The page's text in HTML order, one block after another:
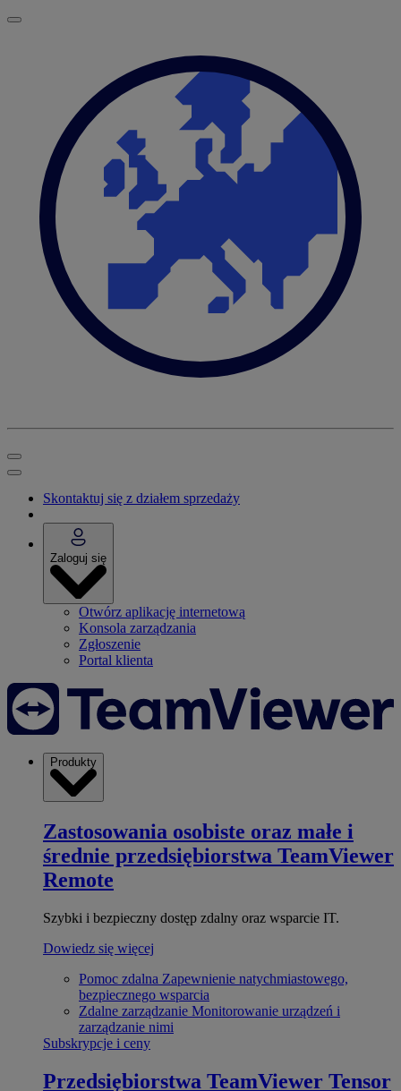
Skontaktuj się z działem sprzedaży
Zaloguj się
Otwórz aplikację internetową
Konsola zarządzania
Zgłoszenie
Portal klienta
Produkty
Zastosowania osobiste oraz małe i
średnie przedsiębiorstwa TeamViewer
Remote
Szybki i bezpieczny dostęp zdalny oraz wsparcie IT.
Dowiedz się więcej
Pomoc zdalna Zapewnienie natychmiastowego,
bezpiecznego wsparcia
Zdalne zarządzanie Monitorowanie urządzeń i
zarządzanie nimi
Subskrypcje i ceny
Przedsiębiorstwa TeamViewer Tensor